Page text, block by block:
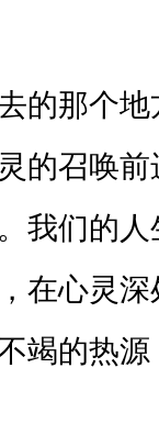
那个地
的召唤
我们的
在心灵
竭的热